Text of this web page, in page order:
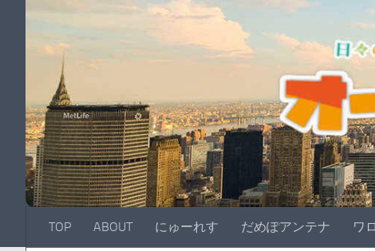
TOP ABOUT にゅーれす だめぽアンテナ ワ